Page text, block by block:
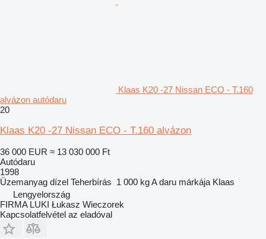
Klaas K20 -27 Nissan ECO - T.160
alvázon autódaru
20
Klaas K20 -27 Nissan ECO - T.160 alvázon
36 000 EUR ≈ 13 030 000 Ft
Autódaru
1998
Üzemanyag dízel Teherbírás 1 000 kgA daru márkája Klaas
Lengyelország
FIRMA LUKI Łukasz Wieczorek
Kapcsolatfelvétel az eladóval